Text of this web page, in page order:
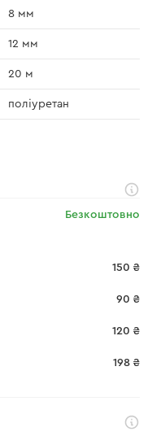
8 мм
12 мм
20 м
поліуретан
Безкоштовно
150 ₴
90 ₴
120 ₴
198 ₴